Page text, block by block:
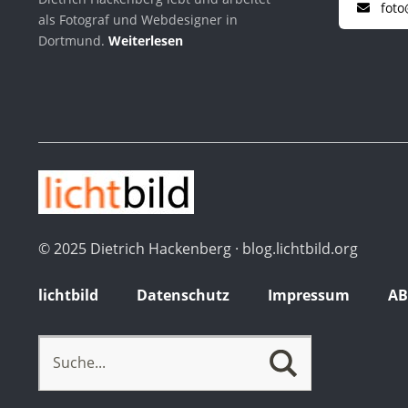
als Fotograf und Webdesigner in
Dortmund. Weiterlesen
© 2025 Dietrich Hackenberg · blog.lichtbild.org
lichtbild Datenschutz Impressum